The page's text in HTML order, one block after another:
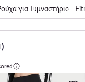
για Γυμναστήριο -